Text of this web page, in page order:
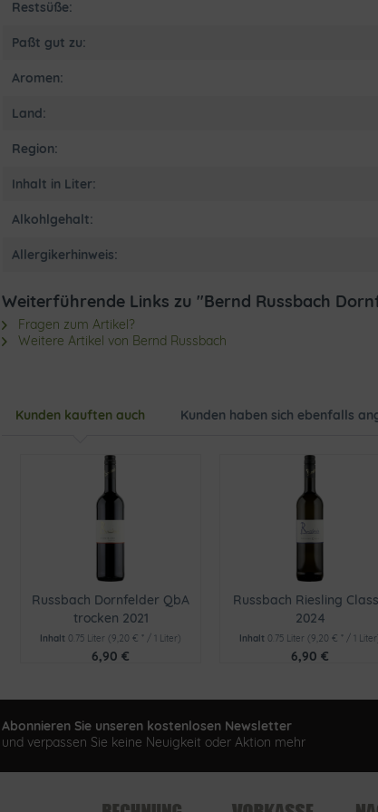
Restsüße:
Paßt gut zu:
Aromen:
Land:
Region:
Inhalt in Liter:
Alkohlgehalt:
Allergikerhinweis:
Weiterführende Links zu "Bernd Russbach
Fragen zum Artikel?
Weitere Artikel von Bernd Russbach
Kunden kauften auch Kunden haben sich ebenfalls
Russbach Dornfelder QbA
trocken 2021
Inhalt 0.75 Liter (9,20 € * / 1 Liter)
6,90 €
Russbach Riesling
2024
Inhalt 0.75 Liter (9,20 € * / 1
6,90 €
Abonnieren Sie unseren kostenlosen Newsletter
und verpassen Sie keine Neuigkeit oder Aktion mehr